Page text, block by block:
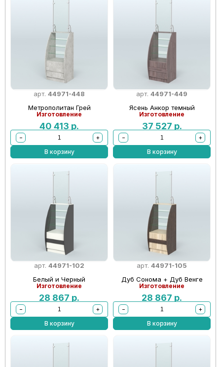
арт. 44971-448
Метрополитан Грей
Изготовление
40 413 р.
−
+
В корзину
арт. 44971-449
Ясень Анкор темный
Изготовление
37 527 р.
−
+
В корзину
арт. 44971-102
Белый и Черный
Изготовление
28 867 р.
−
+
В корзину
арт. 44971-105
Дуб Сонома + Дуб Венге
Изготовление
28 867 р.
−
+
В корзину